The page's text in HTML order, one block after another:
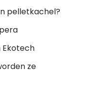
pelletkachel?
ze